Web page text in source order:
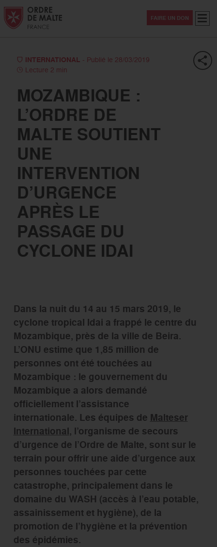
Aller au contenu
Aller à la recherche
Aller au menu
FAIRE UN DON
INTERNATIONAL - Publié le 28/03/2019
Lecture 2 min
MOZAMBIQUE :
L’ORDRE DE
MALTE SOUTIENT
UNE
INTERVENTION
D’URGENCE
APRÈS LE
PASSAGE DU
CYCLONE IDAI
Dans la nuit du 14 au 15 mars 2019, le
cyclone tropical Idai a frappé le centre du
Mozambique, près de la ville de Beira.
L’ONU estime que 1,85 million de
personnes ont été touchées au
Mozambique : le gouvernement du
Mozambique a alors demandé
officiellement l’assistance
internationale. Les équipes de Malteser
International, l’organisme de secours
d’urgence de l’Ordre de Malte, sont sur le
terrain pour offrir une aide d’urgence aux
personnes touchées par cette
catastrophe, principalement dans le
domaine du WASH (accès à l’eau potable,
assainissement et hygiène), de la
promotion de l’hygiène et la prévention
des épidémies.